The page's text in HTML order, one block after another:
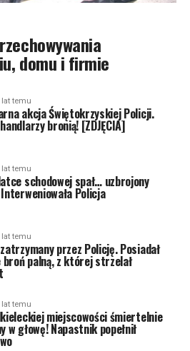
domu i firmie
lat temu
akcja Świętokrzyskiej Policji.
bronią! [ZDJĘCIA]
lat temu
schodowej spał… uzbrojony
Policja
lat temu
przez Policję. Posiadał
broń palną, z której strzelał
lat temu
miejscowości śmiertelnie
w głowę! Napastnik popełnił